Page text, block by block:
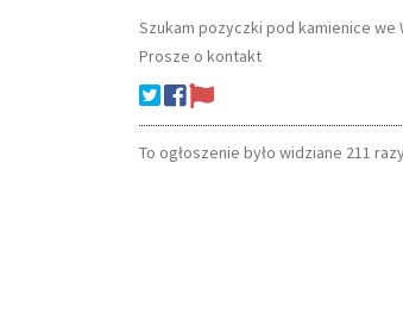
Szukam pozyczki pod kamienice we
Prosze o kontakt
To ogłoszenie było widziane 211